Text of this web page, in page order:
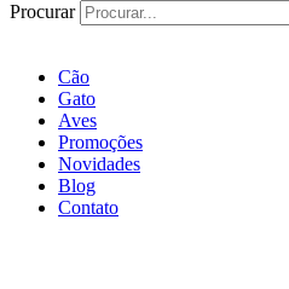
Procurar
Cão
Gato
Aves
Promoções
Novidades
Blog
Contato